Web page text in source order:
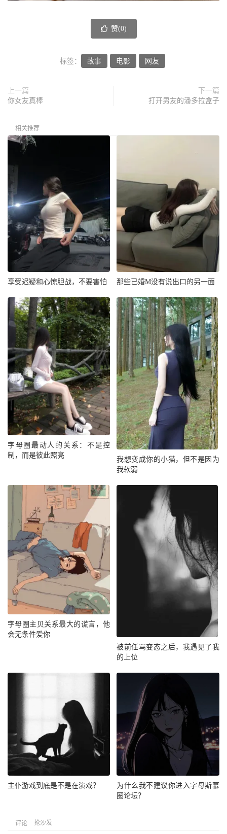
赞(0)
标签： 故事 电影 网友
上一篇
你女友真棒
下一篇
打开男友的潘多拉盒子
相关推荐
享受迟疑和心惊胆战，不要害怕 那些已婚M没有说出口的另一面
字母圈最动人的关系：不是控
制，而是彼此照亮
我想变成你的小猫，但不是因为
我软弱
字母圈主贝关系最大的谎言，他
会无条件爱你
被前任骂变态之后，我遇见了我
的上位
主仆游戏到底是不是在演戏？
为什么我不建议你进入字母斯慕
圈论坛？
评论 抢沙发